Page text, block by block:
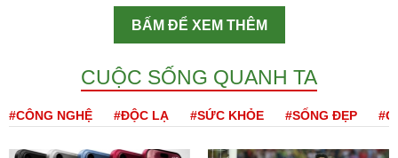
BẤM ĐỂ XEM THÊM
CUỘC SỐNG QUANH TA
#CÔNG NGHỆ #ĐỘC LẠ #SỨC KHỎE #SỐNG ĐẸP